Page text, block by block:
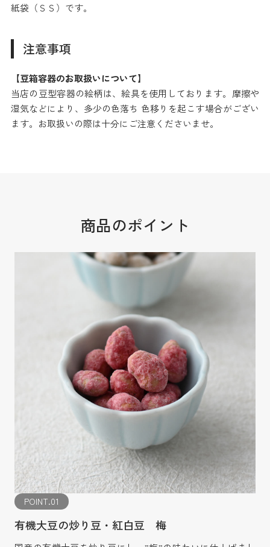
紙袋（ＳＳ）です。
注意事項
【豆箱容器のお取扱いについて】
当店の豆型容器の絵柄は、絵具を使用しております。摩擦や
湿気などにより、多少の色落ち 色移りを起こす場合がござい
ます。お取扱いの際は十分にご注意くださいませ。
商品のポイント
POINT.01
有機大豆の炒り豆・紅白豆 梅